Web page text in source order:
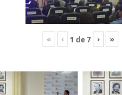
« ‹ 1 de7 › »